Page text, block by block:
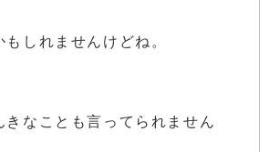
しれませんけどね。
きなことも言ってられません